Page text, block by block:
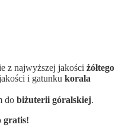
z najwyższej jakości żółtego
i gatunku korala
do biżuterii góralskiej.
gratis!